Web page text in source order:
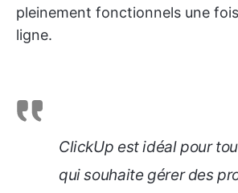
pleinement fonctionnels une
ligne.
ClickUp est idéal pour
qui souhaite gérer des